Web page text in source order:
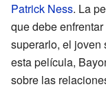
Patrick Ness. La
que debe
superarlo, el joven
esta película,
sobre las